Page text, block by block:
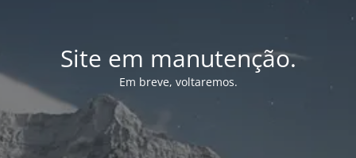
Site em manutenção.
Em breve, voltaremos.